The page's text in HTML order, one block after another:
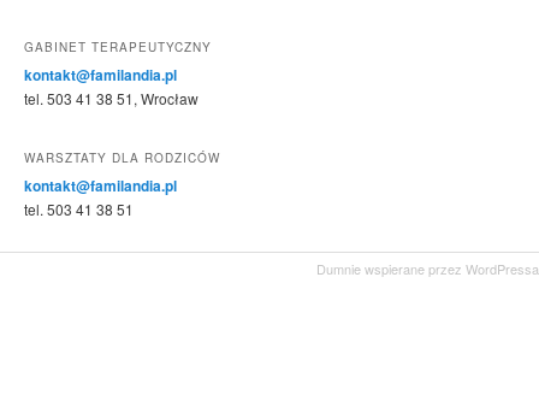
GABINET TERAPEUTYCZNY
kontakt@familandia.pl
tel. 503 41 38 51, Wrocław
WARSZTATY DLA RODZICÓW
kontakt@familandia.pl
tel. 503 41 38 51
Dumnie wspierane przez WordPressa